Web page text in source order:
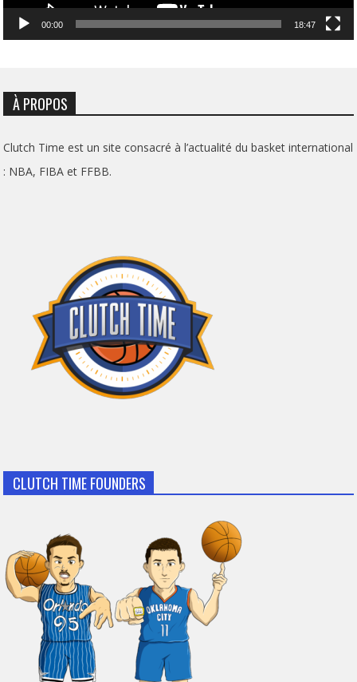
00:00 18:47
À PROPOS
Clutch Time est un site consacré à l’actualité du basket international
: NBA, FIBA et FFBB.
CLUTCH TIME FOUNDERS